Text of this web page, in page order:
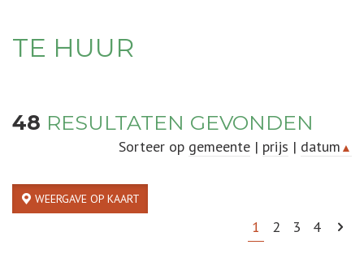
TE HUUR
48 RESULTATEN GEVONDEN
Sorteer op gemeente | prijs | datum ▲
WEERGAVE OP KAART
1 2 3 4